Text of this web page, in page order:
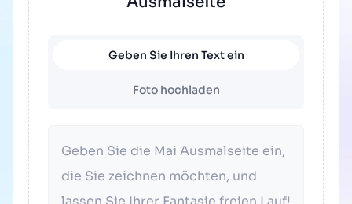
Geben Sie Ihren Text ein
Foto hochladen